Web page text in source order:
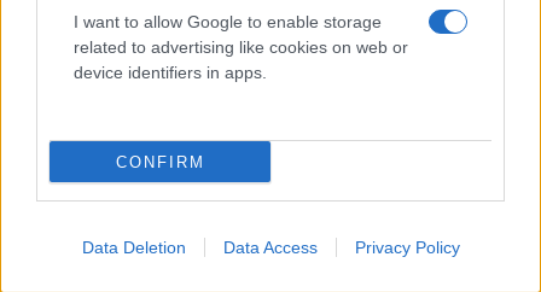
I want to allow Google to enable storage
related to advertising like cookies on web or
device identifiers in apps.
CONFIRM
Data Deletion Data Access Privacy Policy
Καιρός: Θυελλώδεις βοριάδες από την Πέμπτη